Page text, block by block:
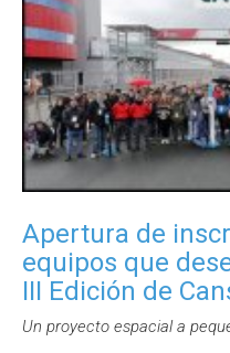
Apertura de
equipos que
III Edición de
Un proyecto espacial a